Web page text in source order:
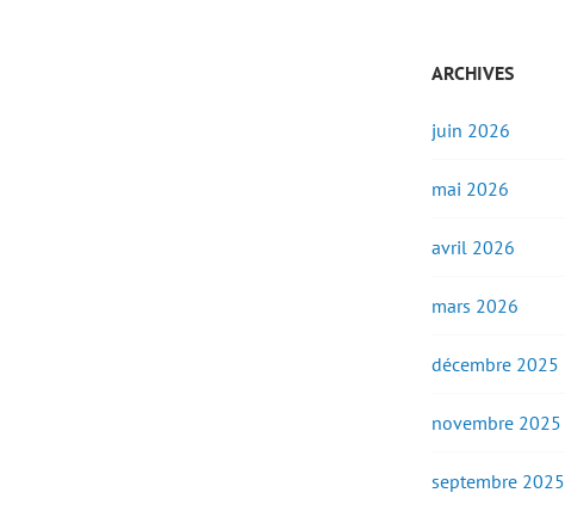
ARCHIVES
juin 2026
mai 2026
avril 2026
mars 2026
décembre 2025
novembre 2025
septembre 2025